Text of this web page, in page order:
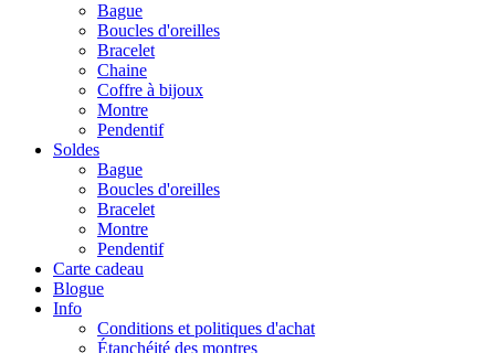
Bague
Boucles d'oreilles
Bracelet
Chaine
Coffre à bijoux
Montre
Pendentif
Soldes
Bague
Boucles d'oreilles
Bracelet
Montre
Pendentif
Carte cadeau
Blogue
Info
Conditions et politiques d'achat
Étanchéité des montres